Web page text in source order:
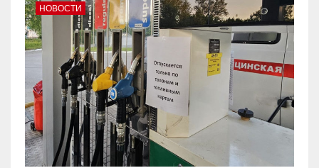
НОВОСТИ